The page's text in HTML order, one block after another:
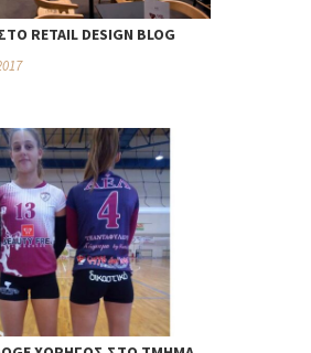
RETAIL DESIGN BLOG